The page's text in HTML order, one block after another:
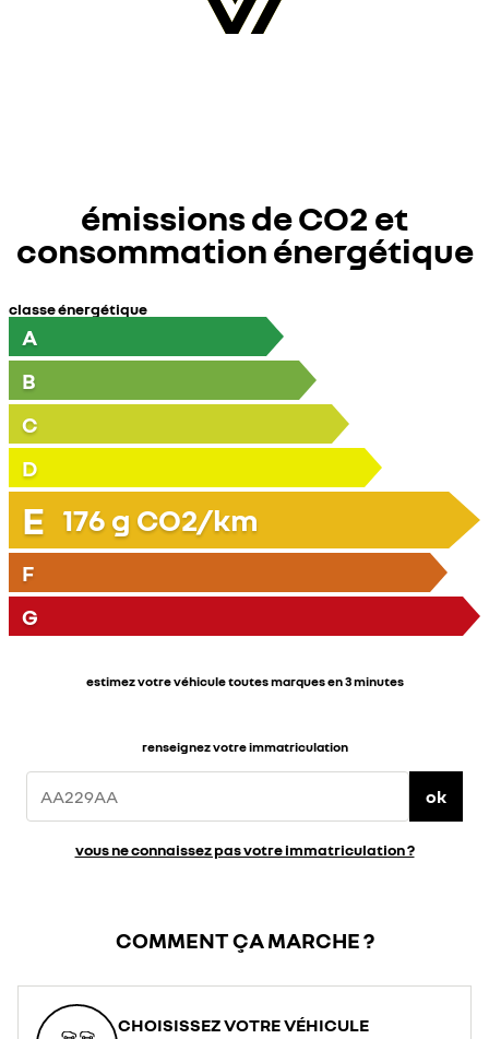
émissions de CO2 et
consommation énergétique
classe énergétique
A
B
C
D
E 176 g CO2/km
F
G
estimez votre véhicule toutes marques en 3 minutes
renseignez votre immatriculation
ok
vous ne connaissez pas votre immatriculation ?
COMMENT ÇA MARCHE ?
CHOISISSEZ VOTRE VÉHICULE